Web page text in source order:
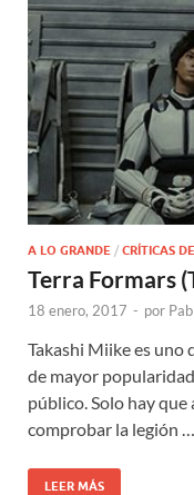
A LO GRANDE / CRÍTICAS
Terra Formars
18 enero, 2017 - por
Takashi Miike es uno
de mayor
público. Solo hay que
comprobar la legión …
LEER MÁS